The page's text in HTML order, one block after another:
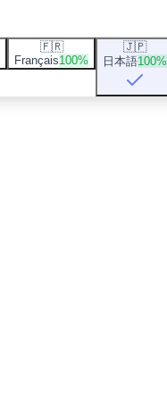
🇫🇷
Français100%
🇯🇵
日本語100%